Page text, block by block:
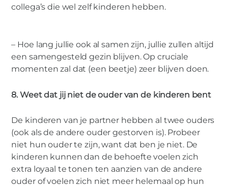
collega’s die wel zelf kinderen hebben.
– Hoe lang jullie ook al samen zijn, jullie zullen altijd
een samengesteld gezin blijven. Op cruciale
momenten zal dat (een beetje) zeer blijven doen.
8. Weet dat jij niet de ouder van de kinderen bent
De kinderen van je partner hebben al twee ouders
(ook als de andere ouder gestorven is). Probeer
niet hun ouder te zijn, want dat ben je niet. De
kinderen kunnen dan de behoefte voelen zich
extra loyaal te tonen ten aanzien van de andere
ouder of voelen zich niet meer helemaal op hun